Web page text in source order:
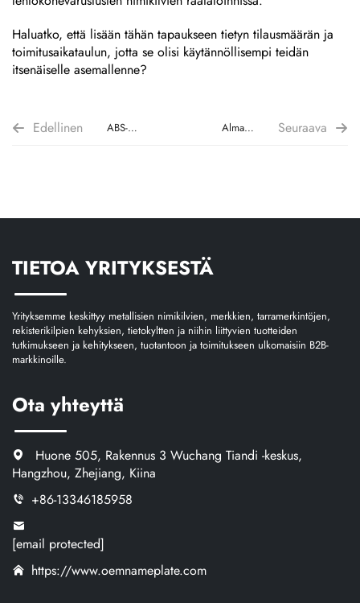
Haluatko, että lisään tähän tapaukseen tietyn tilausmäärän ja
toimitusaikataulun, jotta se olisi käytännöllisempi teidän
itsenäiselle asemallenne?
Edellinen
ABS-
Seuraava
Almajdouien
kuvioitu
voidaan
mukauttaa
TIETOA YRITYKSESTÄ
Yrityksemme keskittyy metallisien nimikilvien, merkkien, tarramerkintöjen,
rekisterikilpien kehyksien, tietokyltten ja niihin liittyvien tuotteiden
tutkimukseen ja kehitykseen, tuotantoon ja toimitukseen ulkomaisiin B2B-
markkinoille.
Ota yhteyttä
Huone 505, Rakennus 3 Wuchang Tiandi -keskus,
Hangzhou, Zhejiang, Kiina
+86-13346185958
[email protected]
https://www.oemnameplate.com